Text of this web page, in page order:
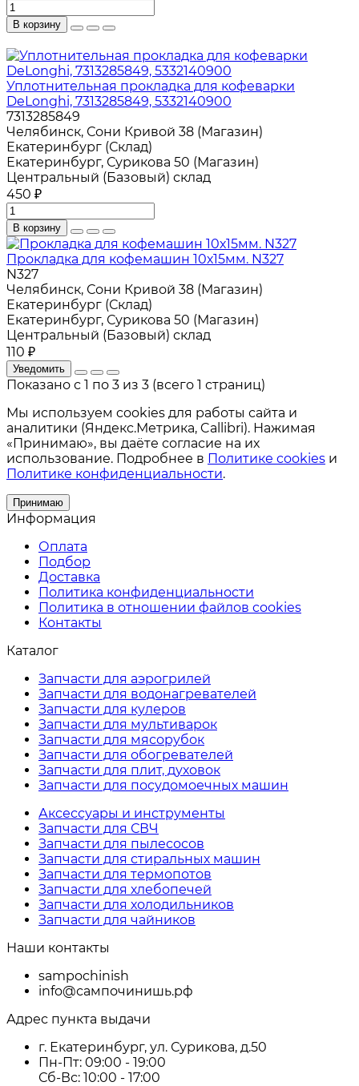
В корзину
Уплотнительная прокладка для кофеварки
DeLonghi, 7313285849, 5332140900
7313285849
Челябинск, Сони Кривой 38 (Магазин)
Екатеринбург (Склад)
Екатеринбург, Сурикова 50 (Магазин)
Центральный (Базовый) склад
450 ₽
В корзину
Прокладка для кофемашин 10х15мм. N327
N327
Челябинск, Сони Кривой 38 (Магазин)
Екатеринбург (Склад)
Екатеринбург, Сурикова 50 (Магазин)
Центральный (Базовый) склад
110 ₽
Уведомить
Показано с 1 по 3 из 3 (всего 1 страниц)
Мы используем cookies для работы сайта и
аналитики (Яндекс.Метрика, Callibri). Нажимая
«Принимаю», вы даёте согласие на их
использование. Подробнее в Политике cookies и
Политике конфиденциальности.
Принимаю
Информация
Оплата
Подбор
Доставка
Политика конфиденциальности
Политика в отношении файлов cookies
Контакты
Каталог
Запчасти для аэрогрилей
Запчасти для водонагревателей
Запчасти для кулеров
Запчасти для мультиварок
Запчасти для мясорубок
Запчасти для обогревателей
Запчасти для плит, духовок
Запчасти для посудомоечных машин
Аксессуары и инструменты
Запчасти для СВЧ
Запчасти для пылесосов
Запчасти для стиральных машин
Запчасти для термопотов
Запчасти для хлебопечей
Запчасти для холодильников
Запчасти для чайников
Наши контакты
sampochinish
info@сампочинишь.рф
Адрес пункта выдачи
г. Екатеринбург, ул. Сурикова, д.50
Пн-Пт: 09:00 - 19:00
Сб-Вс: 10:00 - 17:00